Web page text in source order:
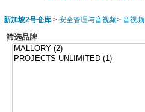
新加坡2号仓库 > 安全管理与音视频> 音视
筛选品牌